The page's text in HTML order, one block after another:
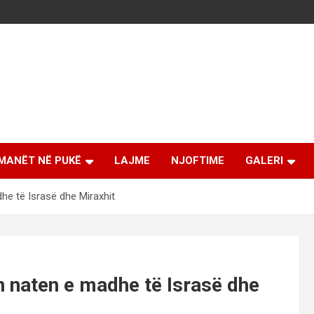
NË PUKË LAJME NJOFTIME GALERI
të Israsë dhe Miraxhit
e madhe të Israsë dhe